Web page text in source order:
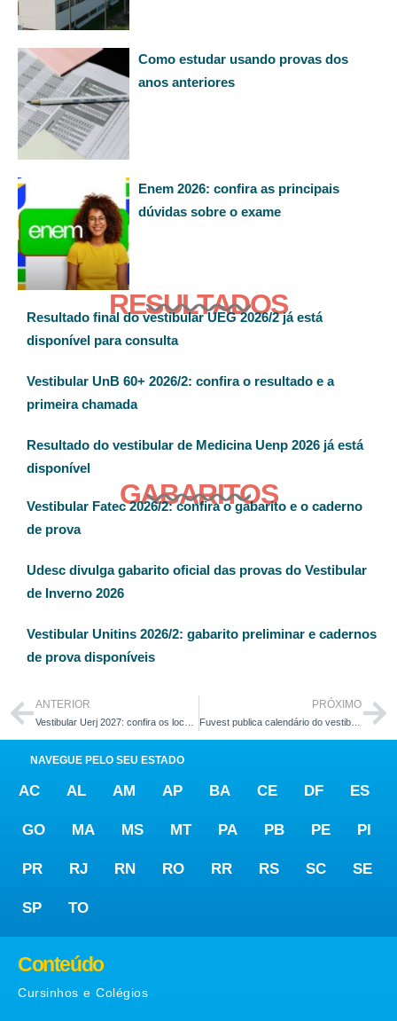
Como estudar usando provas dos
anos anteriores
Enem 2026: confira as principais
dúvidas sobre o exame
RESULTADOS
Resultado final do vestibular UEG 2026/2 já está
disponível para consulta
Vestibular UnB 60+ 2026/2: confira o resultado e a
primeira chamada
Resultado do vestibular de Medicina Uenp 2026 já está
disponível
GABARITOS
Vestibular Fatec 2026/2: confira o gabarito e o caderno
de prova
Udesc divulga gabarito oficial das provas do Vestibular
de Inverno 2026
Vestibular Unitins 2026/2: gabarito preliminar e cadernos
de prova disponíveis
ANTERIOR PRÓXIMO
Fuvest publica calendário do vestibular USP 2027 com novas datas
NAVEGUE PELO SEU ESTADO
AC AL AM AP BA CE DF ES
GO MA MS MT PA PB PE PI
PR RJ RN RO RR RS SC SE
SP TO
Conteúdo
Cursinhos e Colégios